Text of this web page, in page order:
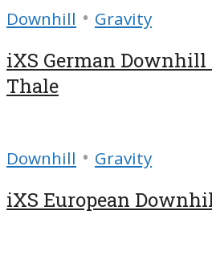
Downhill • Gravity
iXS German Downhill
Thale
Downhill • Gravity
iXS European